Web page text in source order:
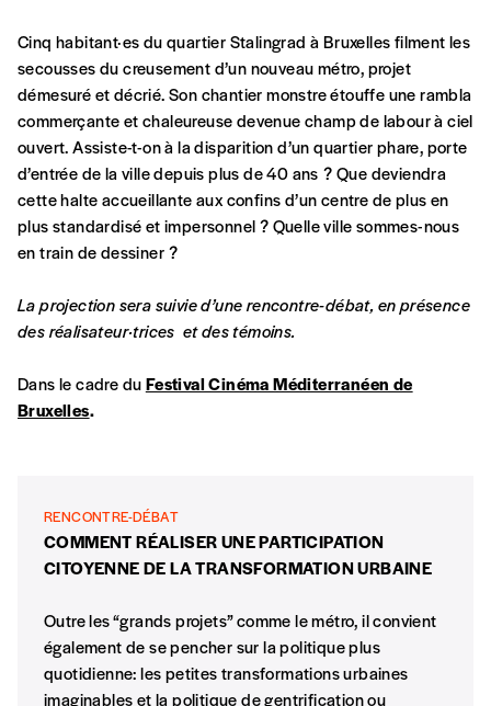
Cinq habitant·es du quartier Stalingrad à Bruxelles filment les
secousses du creusement d’un nouveau métro, projet
démesuré et décrié. Son chantier monstre étouffe une rambla
commerçante et chaleureuse devenue champ de labour à ciel
ouvert. Assiste-t-on à la disparition d’un quartier phare, porte
d’entrée de la ville depuis plus de 40 ans ? Que deviendra
cette halte accueillante aux confins d’un centre de plus en
plus standardisé et impersonnel ? Quelle ville sommes-nous
en train de dessiner ?
La projection sera suivie d’une rencontre-débat, en présence
des réalisateur·trices et des témoins.
Dans le cadre duFestival Cinéma Méditerranéen de
Bruxelles.
RENCONTRE-DÉBAT
COMMENT RÉALISER UNE PARTICIPATION
CITOYENNE DE LA TRANSFORMATION URBAINE
Outre les “grands projets” comme le métro, il convient
également de se pencher sur la politique plus
quotidienne: les petites transformations urbaines
imaginables et la politique de gentrification ou